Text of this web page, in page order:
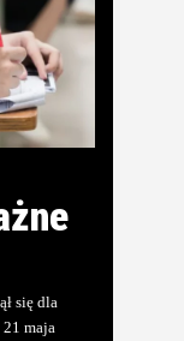
się dla
maja